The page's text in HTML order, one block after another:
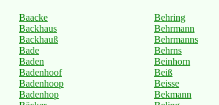
Baacke
Backhaus
Backhauß
Bade
Baden
Badenhoof
Badenhoop
Badenhop
Behring
Behrmann
Behrmanns
Behrns
Beinhorn
Beiß
Beisse
Bekmann